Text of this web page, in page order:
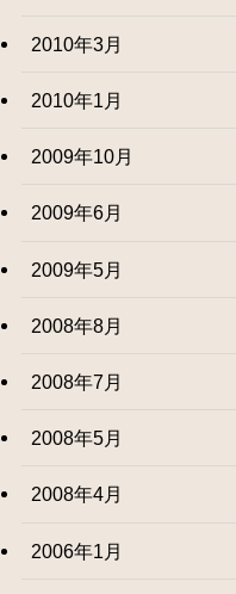
2010年3月
2010年1月
2009年10月
2009年6月
2009年5月
2008年8月
2008年7月
2008年5月
2008年4月
2006年1月